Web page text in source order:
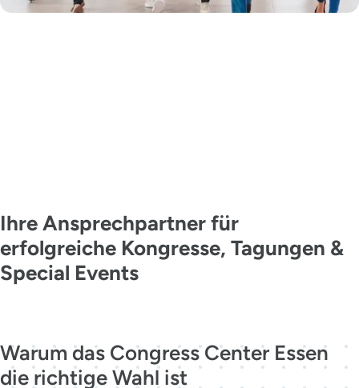
Ihre Ansprechpartner für
erfolgreiche Kongresse, Tagungen &
Special Events
Warum das Congress Center Essen
die richtige Wahl ist